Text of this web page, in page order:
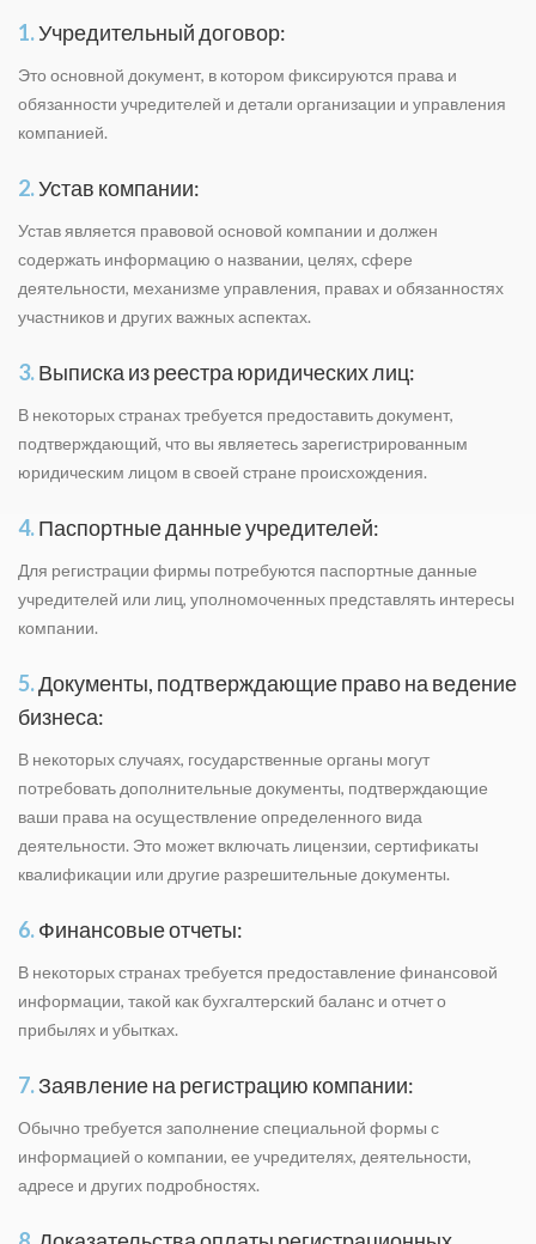
1.Учредительный договор:
Это основной документ, в котором фиксируются права и
обязанности учредителей и детали организации и управления
компанией.
2.Устав компании:
Устав является правовой основой компании и должен
содержать информацию о названии, целях, сфере
деятельности, механизме управления, правах и обязанностях
участников и других важных аспектах.
3.Выписка из реестра юридических лиц:
В некоторых странах требуется предоставить документ,
подтверждающий, что вы являетесь зарегистрированным
юридическим лицом в своей стране происхождения.
4.Паспортные данные учредителей:
Для регистрации фирмы потребуются паспортные данные
учредителей или лиц, уполномоченных представлять интересы
компании.
5.Документы, подтверждающие право на ведение
бизнеса:
В некоторых случаях, государственные органы могут
потребовать дополнительные документы, подтверждающие
ваши права на осуществление определенного вида
деятельности. Это может включать лицензии, сертификаты
квалификации или другие разрешительные документы.
6.Финансовые отчеты:
В некоторых странах требуется предоставление финансовой
информации, такой как бухгалтерский баланс и отчет о
прибылях и убытках.
7.Заявление на регистрацию компании:
Обычно требуется заполнение специальной формы с
информацией о компании, ее учредителях, деятельности,
адресе и других подробностях.